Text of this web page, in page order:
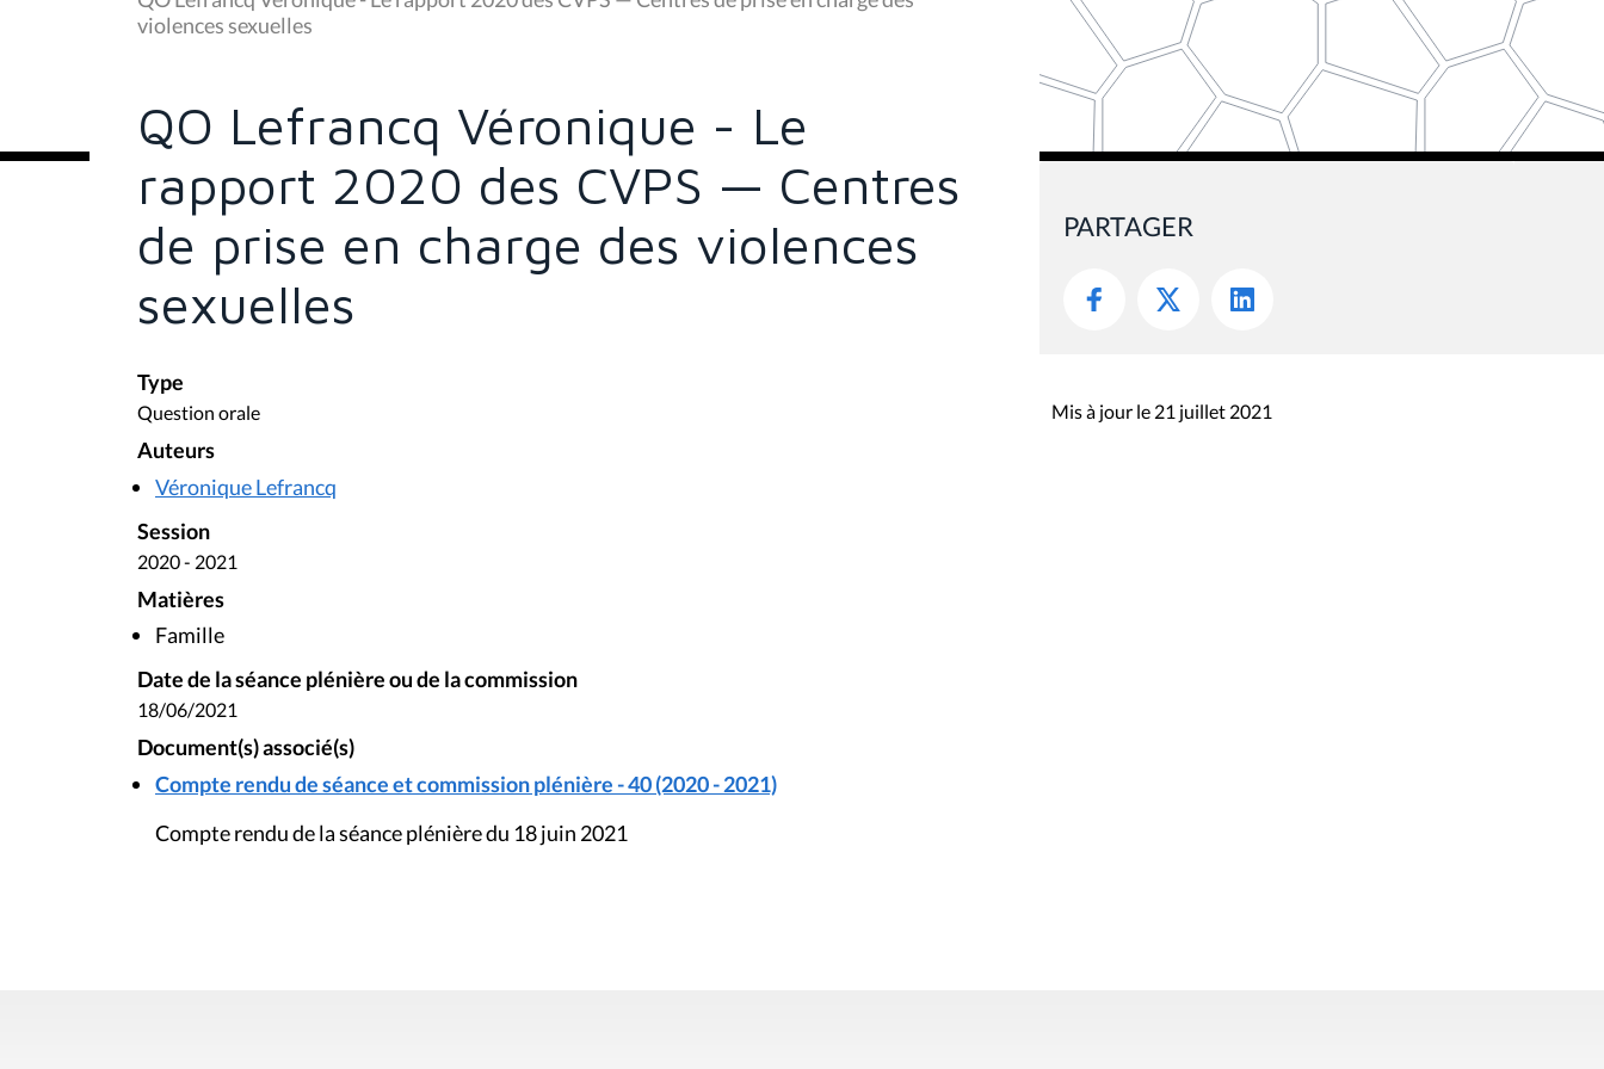
s
ê
c
:
violences sexuelles
QO Lefrancq Véronique - Le
rapport 2020 des CVPS — Centres
de prise en charge des violences
sexuelles
Type
Question orale
Auteurs
Véronique Lefrancq
Session
2020 - 2021
Matières
Famille
Date de la séance plénière ou de la commission
18/06/2021
Document(s) associé(s)
Compte rendu de séance et commission plénière - 40 (2020 - 2021)
Compte rendu de la séance plénière du 18 juin 2021
PARTAGER
Mis à jour le 21 juillet 2021